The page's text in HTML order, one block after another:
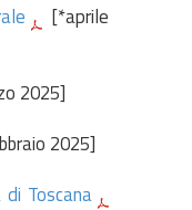
[*aprile
2025]
2025]
Toscana